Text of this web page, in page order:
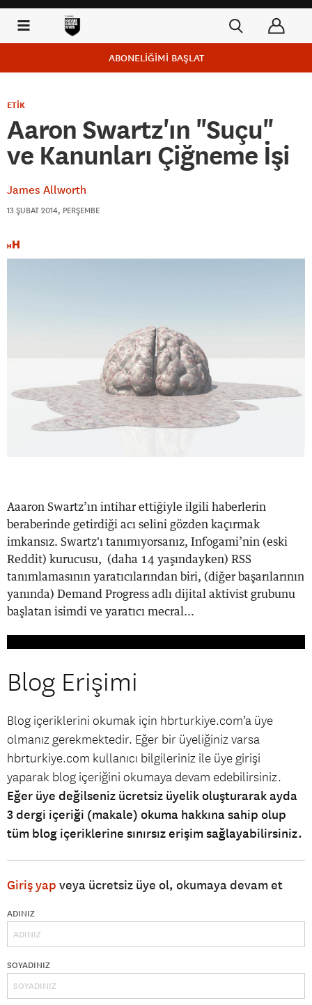
ABONELİĞİMİ BAŞLAT
ETİK
Aaron Swartz'ın "Suçu"
ve Kanunları Çiğneme İşi
James Allworth
13 ŞUBAT 2014, PERŞEMBE
Aaaron Swartz’ın intihar ettiğiyle ilgili haberlerin
beraberinde getirdiği acı selini gözden kaçırmak
imkansız. Swartz'ı tanımıyorsanız, Infogami’nin (eski
Reddit) kurucusu, (daha 14 yaşındayken) RSS
tanımlamasının yaratıcılarından biri, (diğer başarılarının
yanında) Demand Progress adlı dijital aktivist grubunu
başlatan isimdi ve yaratıcı mecral...
Blog Erişimi
Blog içeriklerini okumak için hbrturkiye.com’a üye
olmanız gerekmektedir. Eğer bir üyeliğiniz varsa
hbrturkiye.com kullanıcı bilgileriniz ile üye girişi
yaparak blog içeriğini okumaya devam edebilirsiniz.
Eğer üye değilseniz ücretsiz üyelik oluşturarak ayda
3 dergi içeriği (makale) okuma hakkına sahip olup
tüm blog içeriklerine sınırsız erişim sağlayabilirsiniz.
Giriş yap veya ücretsiz üye ol, okumaya devam et
ADINIZ
SOYADINIZ